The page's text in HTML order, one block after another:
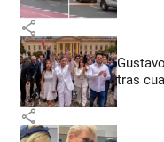
share
tras
share